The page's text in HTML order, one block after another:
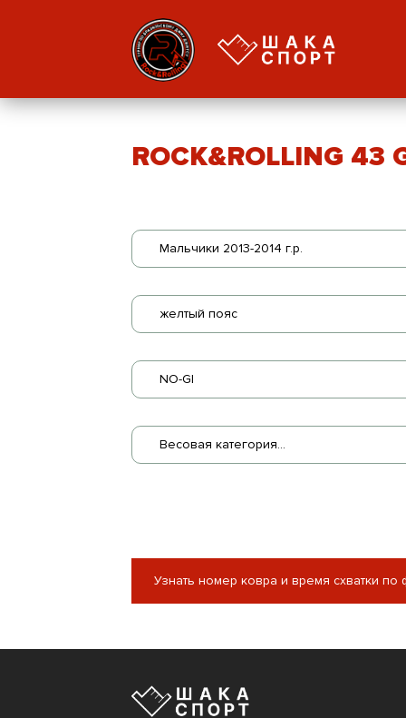
ROCK&ROLLING 43
Мальчики 2013-2014 г.р.
желтый пояс
NO-GI
Весовая категория...
Узнать номер ковра и время схватки по